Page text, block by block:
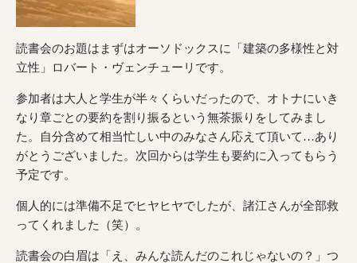
読書会のお題はまずはオーソドックスに「建築の多様性と対
立性」ロバート・ヴェンチューリです。
参加者は大人と学生が半々くらいだったので、オトナにいき
なり章ごとの要約を割り振るという無茶振りをしてみまし
た。自分含めて相当忙しい中のみなさん応えて頂いて…あり
がとうございました。次回からは学生も要約に入ってもらう
予定です。
個人的には準備不足でヒヤヒヤでしたが、諸江さんが全部救
ってくれました（笑）。
読書会の白眉は「え、みんな読んだのこれじゃないの？」つ